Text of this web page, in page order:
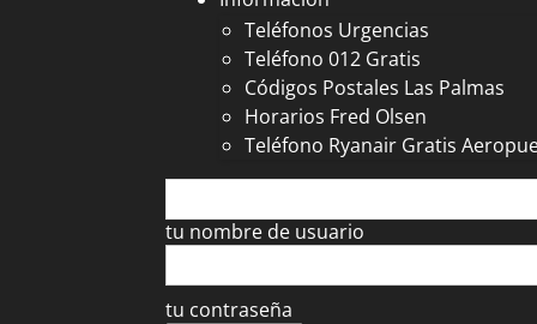
Teléfonos Urgencias
Teléfono 012 Gratis
Códigos Postales Las Palmas
Horarios Fred Olsen
Teléfono Ryanair Gratis
tu nombre de usuario
tu contraseña